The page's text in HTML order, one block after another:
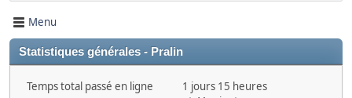
Menu
Statistiques générales - Pralin
Temps total passé en ligne
1 jours 15 heures